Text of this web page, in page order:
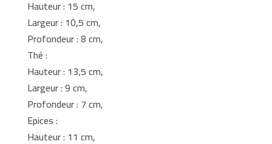
Hauteur : 15 cm,
Largeur : 10,5 cm,
Profondeur : 8 cm,
Thé :
Hauteur : 13,5 cm,
Largeur : 9 cm,
Profondeur : 7 cm,
Epices :
Hauteur : 11 cm,